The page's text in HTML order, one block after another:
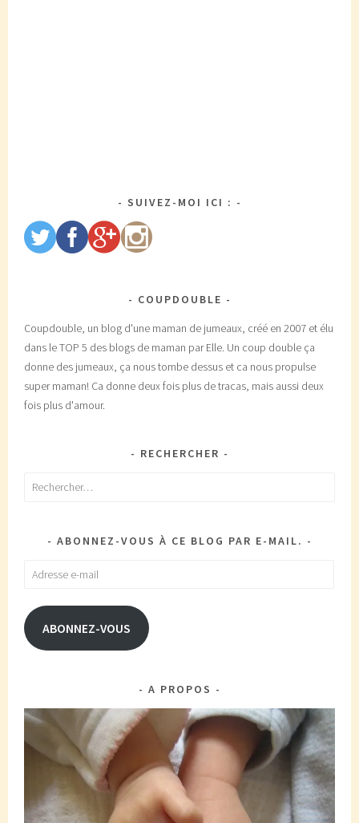
SUIVEZ-MOI ICI :
COUPDOUBLE
Coupdouble, un blog d'une maman de jumeaux, créé en 2007 et élu
dans le TOP 5 des blogs de maman par Elle. Un coup double ça
donne des jumeaux, ça nous tombe dessus et ca nous propulse
super maman! Ca donne deux fois plus de tracas, mais aussi deux
fois plus d'amour.
RECHERCHER
Rechercher :
ABONNEZ-VOUS À CE BLOG PAR E-MAIL.
Adresse
mail
ABONNEZ-VOUS
A PROPOS